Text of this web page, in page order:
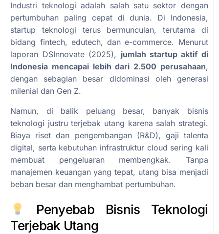
Industri teknologi adalah salah satu sektor dengan
pertumbuhan paling cepat di dunia. Di Indonesia,
startup teknologi terus bermunculan, terutama di
bidang fintech, edutech, dan e-commerce. Menurut
laporan DSInnovate (2025), jumlah startup aktif di
Indonesia mencapai lebih dari 2.500 perusahaan,
dengan sebagian besar didominasi oleh generasi
milenial dan Gen Z.
Namun, di balik peluang besar, banyak bisnis
teknologi justru terjebak utang karena salah strategi.
Biaya riset dan pengembangan (R&D), gaji talenta
digital, serta kebutuhan infrastruktur cloud sering kali
membuat pengeluaran membengkak. Tanpa
manajemen keuangan yang tepat, utang bisa menjadi
beban besar dan menghambat pertumbuhan.
Penyebab Bisnis Teknologi
Terjebak Utang